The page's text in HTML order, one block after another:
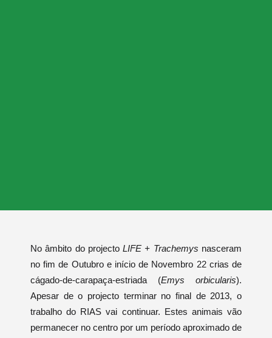
No âmbito do projectoLIFE + Trachemys nasceram
no fim de Outubro e início de Novembro 22crias de
cágado-de-carapaça-estriada (Emys orbicularis).
Apesar de o projecto terminar no final de 2013, o
trabalho do RIAS vai continuar. Estes animais vão
permanecer no centro por um período aproximado de